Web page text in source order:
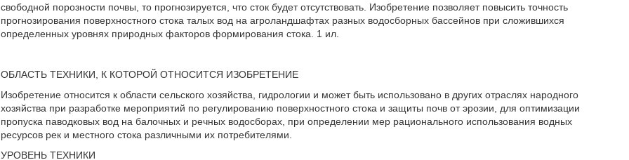
свободной порозности почвы, то прогнозируется, что сток будет отсутствовать. Изобретение позволяет повысить точность
прогнозирования поверхностного стока талых вод на агроландшафтах разных водосборных бассейнов при сложившихся
определенных уровнях природных факторов формирования стока. 1 ил.
ОБЛАСТЬ ТЕХНИКИ, К КОТОРОЙ ОТНОСИТСЯ ИЗОБРЕТЕНИЕ
Изобретение относится к области сельского хозяйства, гидрологии и может быть использовано в других отраслях народного
хозяйства при разработке мероприятий по регулированию поверхностного стока и защиты почв от эрозии, для оптимизации
пропуска паводковых вод на балочных и речных водосборах, при определении мер рационального использования водных
ресурсов рек и местного стока различными их потребителями.
УРОВЕНЬ ТЕХНИКИ